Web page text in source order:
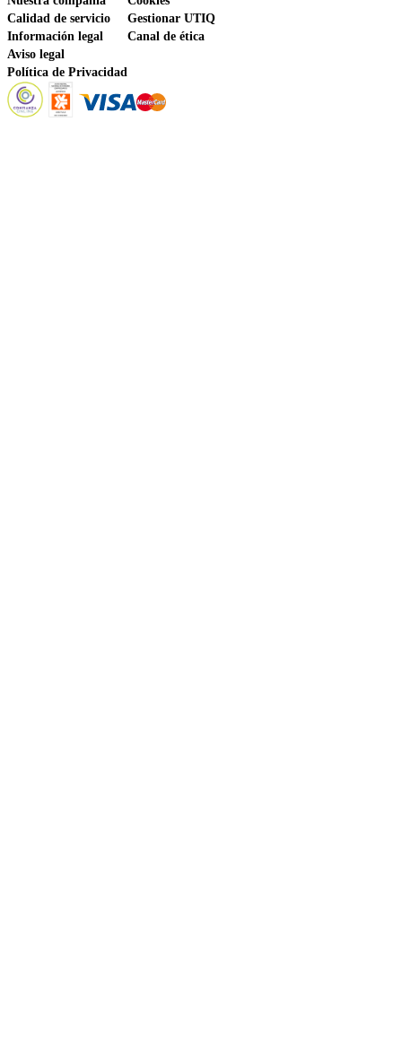
Calidad de servicio
Información legal
Aviso legal
Política de Privacidad
Gestionar UTIQ
Canal de ética